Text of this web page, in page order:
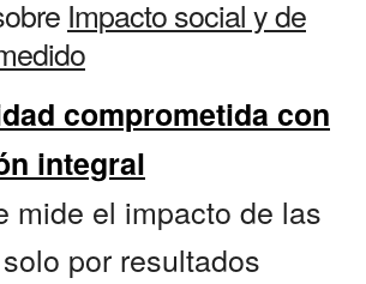
Impacto social y de
comprometida con
integral
mide el impacto de las
por resultados